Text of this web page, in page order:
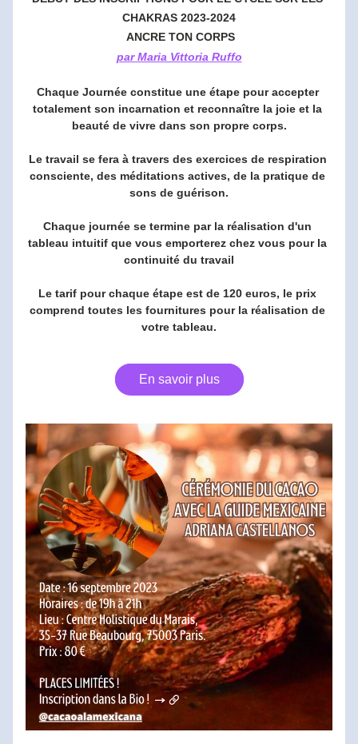
CHAKRAS 2023-2024
ANCRE TON CORPS
par Maria Vittoria Ruffo
Chaque Journée constitue une étape pour accepter
totalement son incarnation et reconnaître la joie et la
beauté de vivre dans son propre corps.
Le travail se fera à travers des exercices de respiration
consciente, des méditations actives, de la pratique de
sons de guérison.
Chaque journée se termine par la réalisation d'un
tableau intuitif que vous emporterez chez vous pour la
continuité du travail
Le tarif pour chaque étape est de 120 euros, le prix
comprend toutes les fournitures pour la réalisation de
votre tableau.
En savoir plus